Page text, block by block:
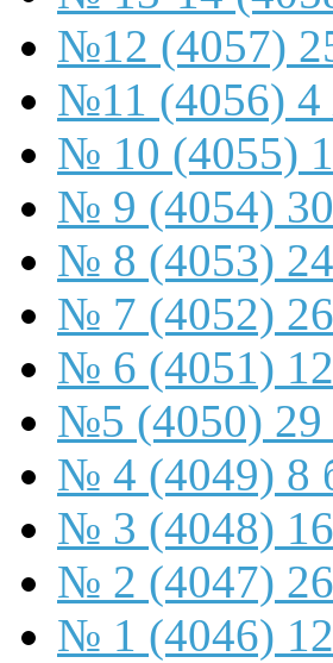
№12 (4057)
№11 (4056) 4
№ 10 (4055)
№ 9 (4054)
№ 8 (4053)
№ 7 (4052) 26
№ 6 (4051) 12
№5 (4050) 29
№ 4 (4049) 8
№ 3 (4048)
№ 2 (4047) 26
№ 1 (4046) 12